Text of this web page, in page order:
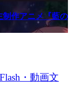
制作アニメ『藍の
Flash・動画文